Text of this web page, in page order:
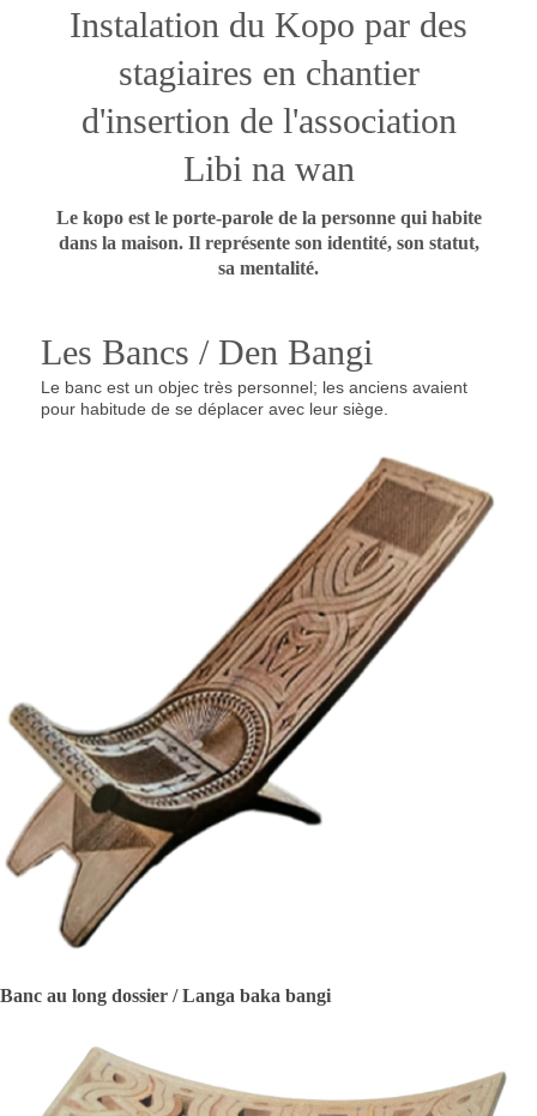
Instalation du Kopo par des
stagiaires en chantier
d'insertion de l'association
Libi na wan
Le kopo est le porte-parole de la personne qui habite
dans la maison. Il représente son identité, son statut,
sa mentalité.
Les Bancs / Den Bangi
Le banc est un objec très personnel; les anciens avaient
pour habitude de se déplacer avec leur siège.
Banc au long dossier / Langa baka bangi